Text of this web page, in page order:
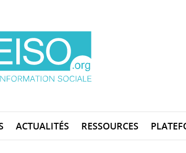
ACTUALITÉS RESSOURCES